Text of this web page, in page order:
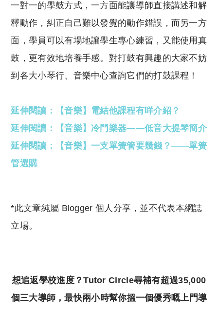
一對一的學鼓方式，一方面能讓導師直接講述和解
釋動作，糾正自己難以發覺的動作錯誤，而另一方
面，學員可以有場地讓學生專心練習，又能使用真
鼓，更有效地培養手感。對打鼓有興趣的大家不妨
到各大小琴行、音樂中心查詢它們的打鼓課程！
延伸閱讀：【音樂】電結他課程有咩介紹？
延伸閱讀：【音樂】冷門樂器——低音大提琴簡介
延伸閱讀：【音樂】一支單簧管要幾錢？——單簧
管選購
*此文章純屬 Blogger 個人分享，並不代表本網誌
立場。
想追返學校進度？Tutor Circle尋補有超過35,000
個三大導師，最快兩小時幫你搵一個優秀嘅上門導